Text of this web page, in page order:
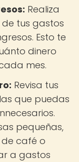
Realiza
tus gastos
Esto te
dinero
mes.
Revisa tus
que puedas
pequeñas,
café o
a gastos